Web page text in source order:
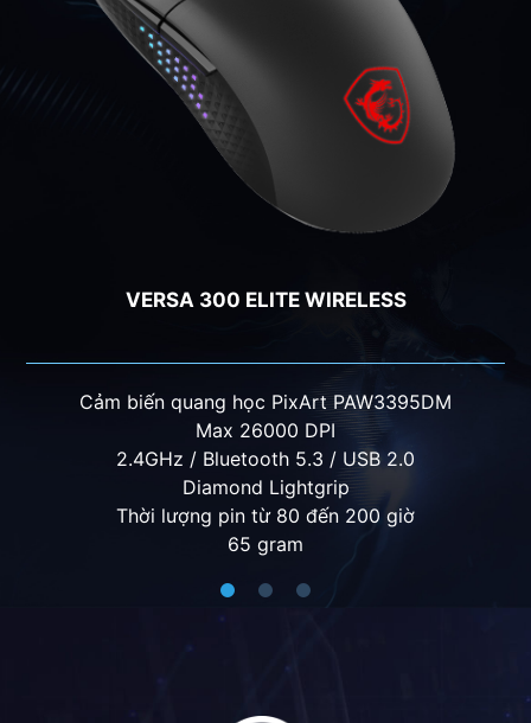
VERSA PRO WIRELESS
Cảm biến quang học PixArt PAW-3395
Max 26000 DPI
2.4GHz / Bluetooth 5.3 / USB 2.0
Diamond Lightgrip
Thời lượng pin lên đến 80 giờ
98 gram